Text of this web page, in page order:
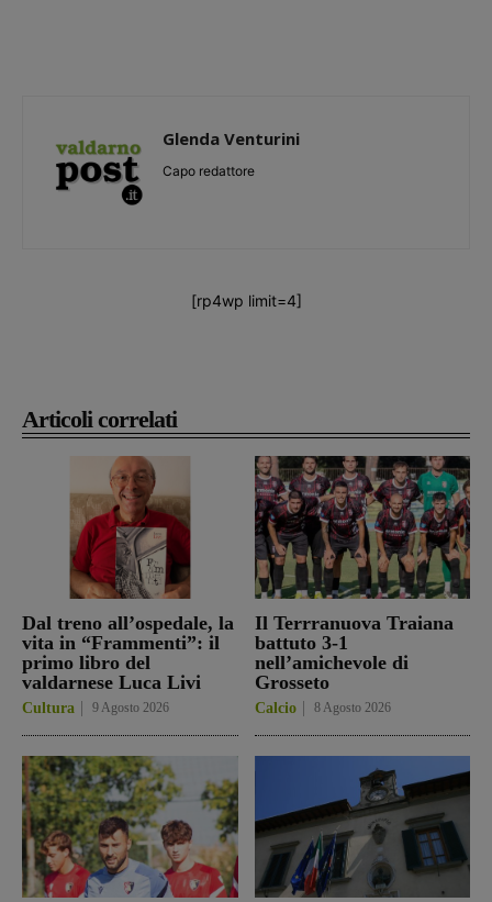
Articoli correlati
Dal treno all’ospedale, la
vita in “Frammenti”: il
primo libro del
valdarnese Luca Livi
Cultura 9 Agosto 2026
Il Terrranuova Traiana
battuto 3-1
nell’amichevole di
Grosseto
Calcio 8 Agosto 2026
Glenda Venturini
Capo redattore
[rp4wp limit=4]